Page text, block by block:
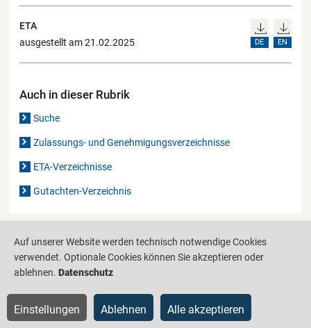
ETA
ausgestellt am 21.02.2025
DE EN
Auch in dieser Rubrik
Suche
Zulassungs- und Genehmigungsverzeichnisse
ETA-Verzeichnisse
Gutachten-Verzeichnis
Barrierefreiheit Sitemap
Auf unserer Website werden technisch notwendige Cookies
verwendet. Optionale Cookies können Sie akzeptieren oder
ablehnen. Datenschutz
Einstellungen Ablehnen Alle akzeptieren